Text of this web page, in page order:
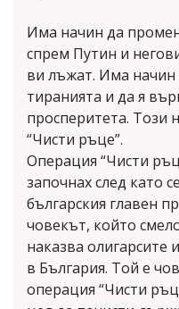
Има начин да
спрем Путин и
ви лъжат. Има начин
тиранията и да я
просперитета. Този
“Чисти ръце”.
Операция “Чисти
започнах след като
българския главен
човекът, който
наказва
в България. Той е
операция “Чисти